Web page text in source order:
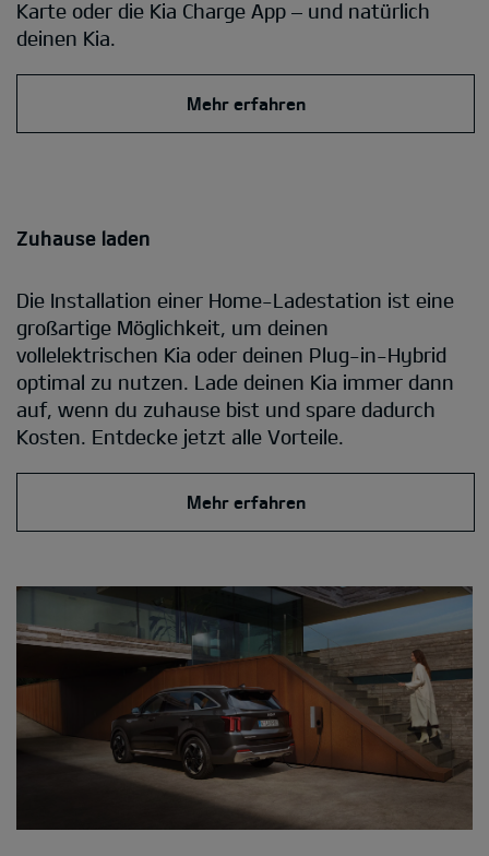
Karte oder die Kia Charge App – und natürlich
deinen Kia.
Mehr erfahren
Zuhause laden
Die Installation einer Home-Ladestation ist eine
großartige Möglichkeit, um deinen
vollelektrischen Kia oder deinen Plug-in-Hybrid
optimal zu nutzen. Lade deinen Kia immer dann
auf, wenn du zuhause bist und spare dadurch
Kosten. Entdecke jetzt alle Vorteile.
Mehr erfahren